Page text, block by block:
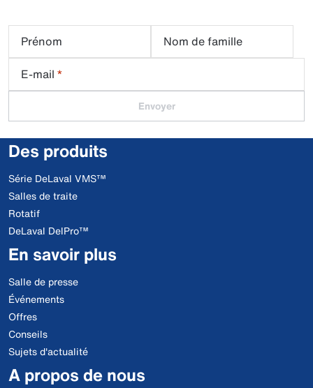
Prénom
Nom de famille
E-mail *
Envoyer
Des produits
Série DeLaval VMS™
Salles de traite
Rotatif
DeLaval DelPro™
En savoir plus
Salle de presse
Événements
Offres
Conseils
Sujets d'actualité
A propos de nous